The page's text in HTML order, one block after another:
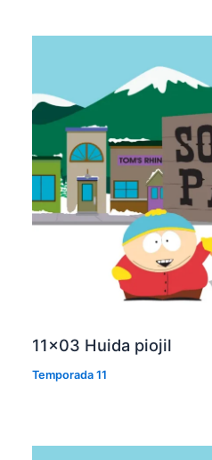
11×03 Huida piojil
Temporada 11